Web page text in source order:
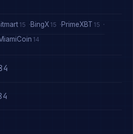
15 BingX 15 PrimeXBT 15
14